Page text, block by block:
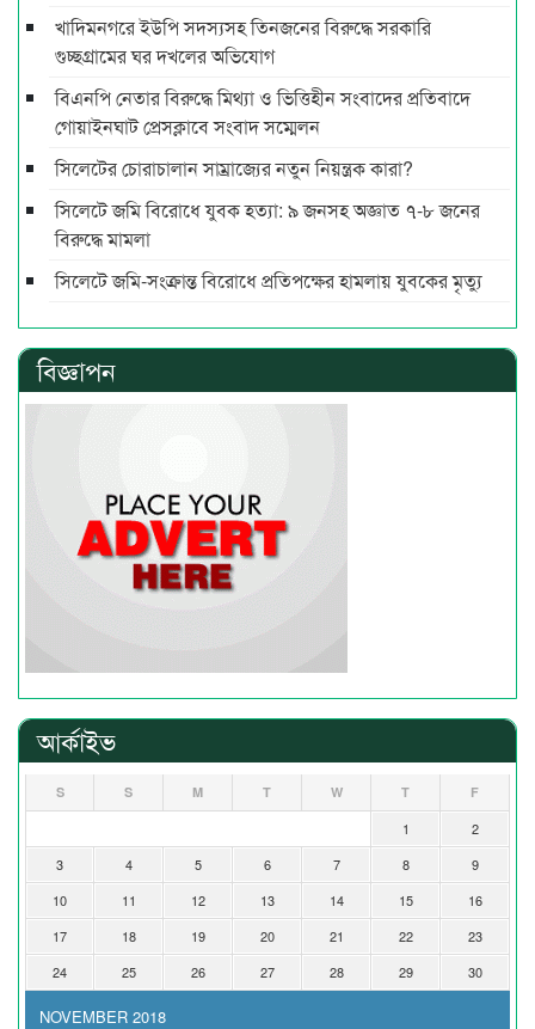
খাদিমনগরে ইউপি সদস্যসহ তিনজনের বিরুদ্ধে সরকারি
গুচ্ছগ্রামের ঘর দখলের অভিযোগ
বিএনপি নেতার বিরুদ্ধে মিথ্যা ও ভিত্তিহীন সংবাদের প্রতিবাদে
গোয়াইনঘাট প্রেসক্লাবে সংবাদ সম্মেলন
সিলেটের চোরাচালান সাম্রাজ্যের নতুন নিয়ন্ত্রক কারা?
সিলেটে জমি বিরোধে যুবক হত্যা: ৯ জনসহ অজ্ঞাত ৭-৮ জনের
বিরুদ্ধে মামলা
সিলেটে জমি-সংক্রান্ত বিরোধে প্রতিপক্ষের হামলায় যুবকের মৃত্যু
বিজ্ঞাপন
আর্কাইভ
NOVEMBER 2018
S S M T W T F
1
2
3
4 5 6 7 8
9
10
11 12 13 14 15
16
17
18 19 20 21 22
23
24
25 26 27 28 29 30